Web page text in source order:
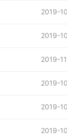
2019-
2019-
2019-
2019-
2019-
2019-